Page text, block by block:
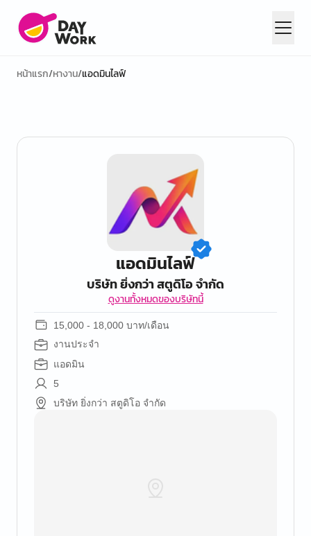
หน้าแรก/หางาน/แอดมินไลฟ์
แอดมินไลฟ์
บริษัท ยิ่งกว่า สตูดิโอ จำกัด
ดูงานทั้งหมดของบริษัทนี้
15,000 - 18,000 บาท/เดือน
งานประจำ
แอดมิน
5
บริษัท ยิ่งกว่า สตูดิโอ จำกัด